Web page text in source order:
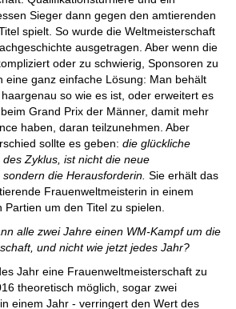
Sieger dann gegen den amtierenden
spielt. So wurde die Weltmeisterschaft
ausgetragen. Aber wenn die
oder zu schwierig, Sponsoren zu
eine ganz einfache Lösung: Man behält
so wie es ist, oder erweitert es
Grand Prix der Männer, damit mehr
haben, daran teilzunehmen. Aber
sollte es geben: die glückliche
Zyklus, ist nicht die neue
die Herausforderin. Sie erhält das
Frauenweltmeisterin in einem
um den Titel zu spielen.
alle zwei Jahre einen WM-Kampf um die
und nicht wie jetzt jedes Jahr?
Jahr eine Frauenweltmeisterschaft zu
theoretisch möglich, sogar zwei
einem Jahr - verringert den Wert des